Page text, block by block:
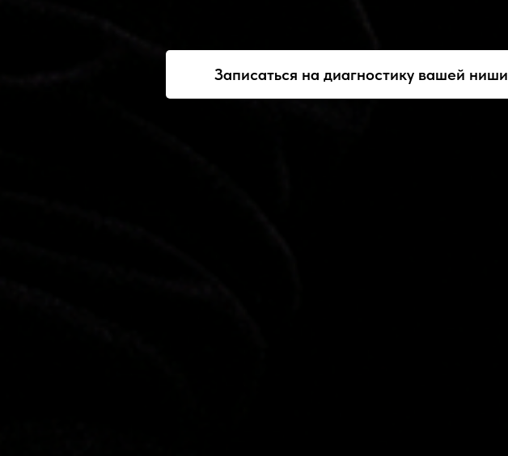
Записаться на диагностику вашей ниши